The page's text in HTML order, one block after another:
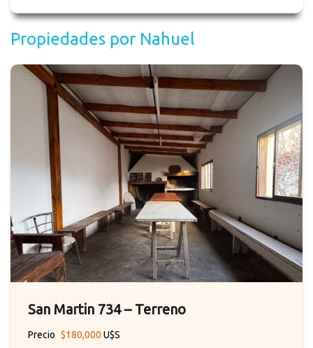
Propiedades por Nahuel
San Martin 734 – Terreno
Precio $180,000 U$S